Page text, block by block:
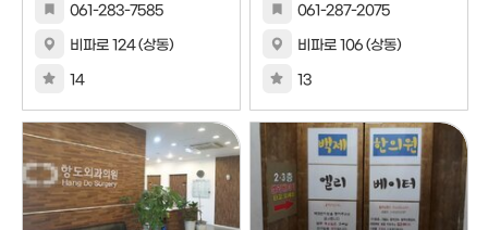
061-283-7585
비파로 124 (상동)
14
061-287-2075
비파로 106 (상동)
13